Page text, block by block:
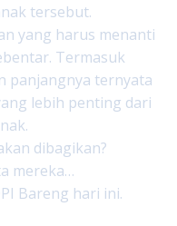
tersebut.
yang harus menanti
Termasuk
panjangnya ternyata
lebih penting dari
dibagikan?
mereka…
Bareng hari ini.